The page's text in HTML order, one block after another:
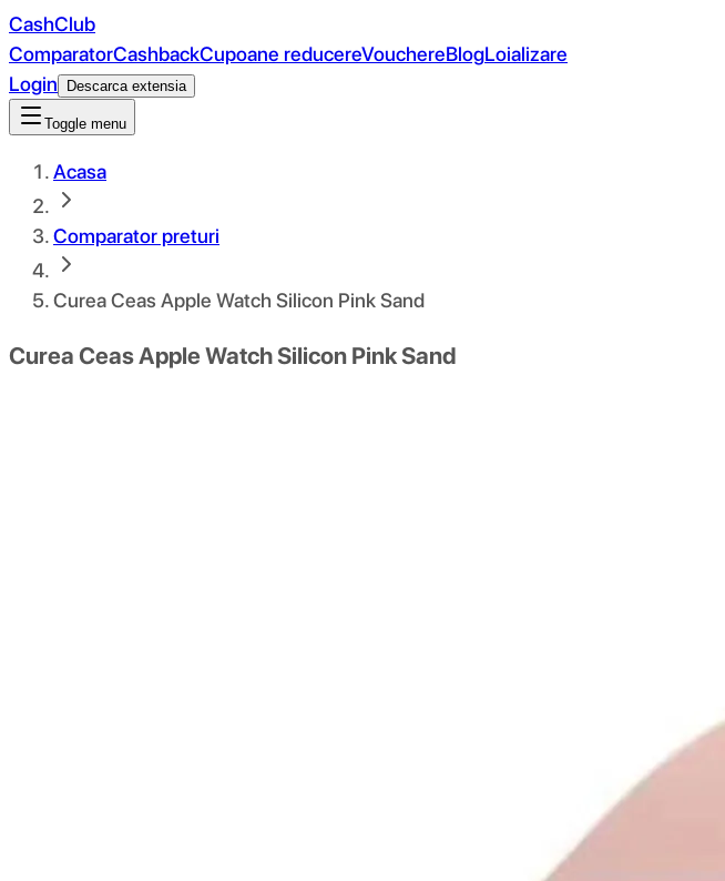
CashClub
ComparatorCashbackCupoane reducereVouchereBlogLoializare
Login
Descarca extensia
Toggle menu
Acasa
Comparator preturi
Curea Ceas Apple Watch Silicon Pink Sand
Curea Ceas Apple Watch Silicon Pink Sand